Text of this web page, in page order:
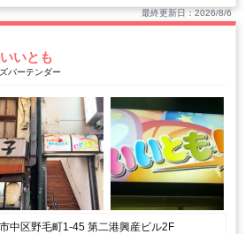
最終更新日：2026/8/6
いとも
バーテンダー
中区野毛町1-45 第二港興産ビル2F